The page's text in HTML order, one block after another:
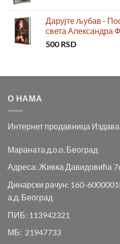
Дарујте љубав -
света Александра
500 RSD
О НАМА
Интернет продавница
Мараната д.о.о, Београд
Адреса: Живка Давидовића
Динарски рачун: 160-
а.д. Београд
ПИБ: 113942321
МБ: 21947733